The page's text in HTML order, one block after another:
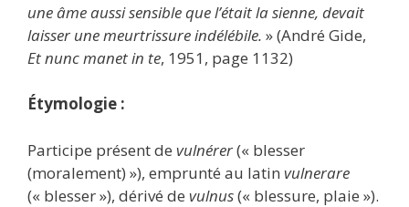
une âme aussi sensible que l’était la sienne, devait
laisser une meurtrissure indélébile. » (André Gide,
Et nunc manet in te, 1951, page 1132)
Étymologie :
Participe présent de vulnérer(« blesser
(moralement) »), emprunté au latin vulnerare
(« blesser »), dérivé de vulnus(« blessure, plaie »).